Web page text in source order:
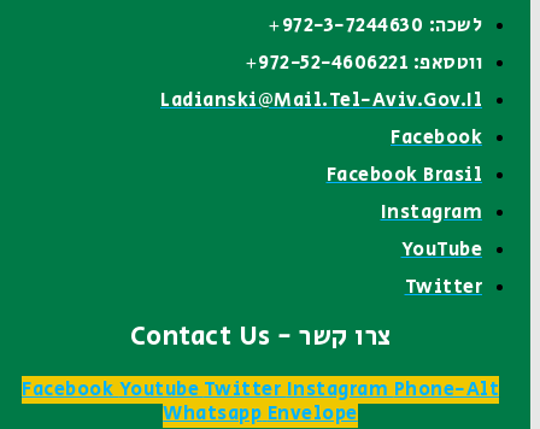
לשכה: 972-3-7244630+
ווטסאפ: 972-52-4606221+
Ladianski@mail.tel-Aviv.gov.il
Facebook
Facebook Brasil
Instagram
YouTube
Twitter
צרו קשר - Contact Us
FacebookYoutubeTwitterInstagramPhone-Alt
WhatsappEnvelope